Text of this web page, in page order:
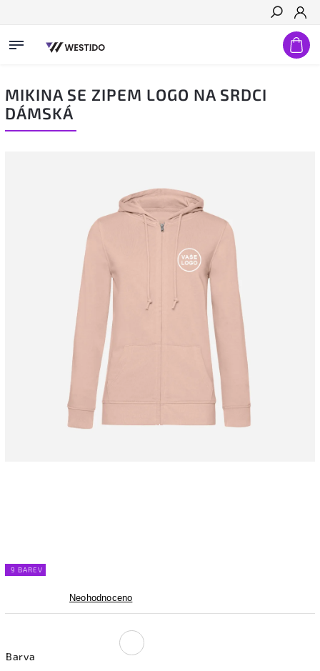
Hledat
MIKINA SE ZIPEM LOGO NA SRDCI
DÁMSKÁ
9 BAREV
Neohodnoceno
Barva